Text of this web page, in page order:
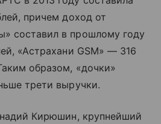
причем доход от
составил в прошлому году
«Астрахани GSM» — 316
образом, «дочки»
трети выручки.
Кирюшин, крупнейший